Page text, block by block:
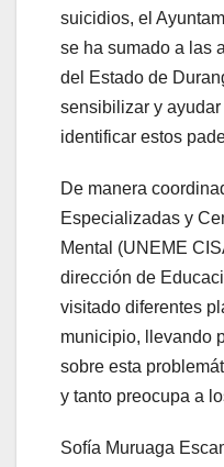
suicidios, el
se ha sumado a las
del Estado de
sensibilizar y
identificar estos
De manera
Especializadas y
Mental (UNEME
dirección de
visitado diferentes
municipio, llevando
sobre esta
y tanto preocupa a
Sofía Muruaga